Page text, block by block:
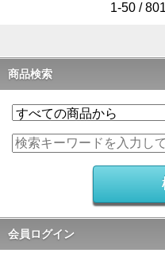
1-50 / 801
商品検索
会員ログイン